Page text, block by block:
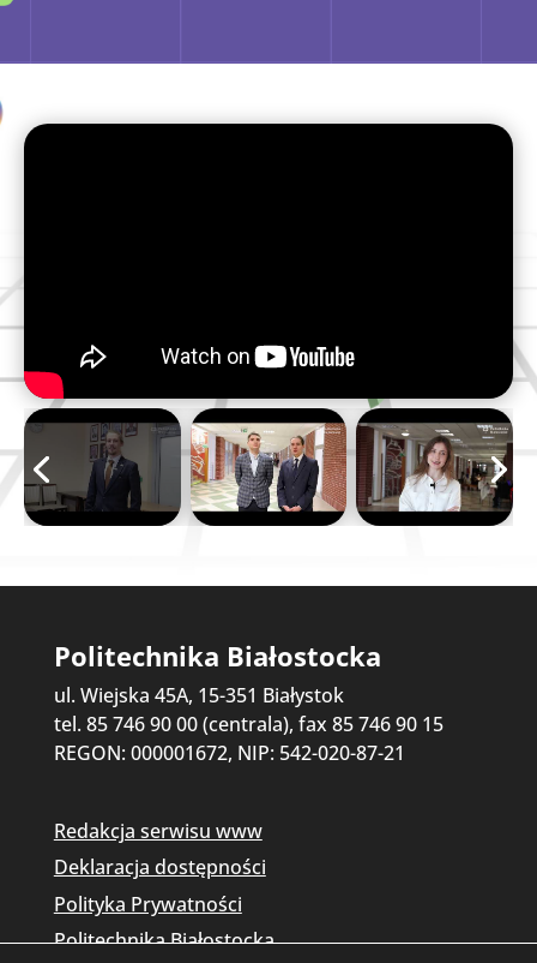
Politechnika Białostocka
ul. Wiejska 45A, 15-351 Białystok
tel. 85 746 90 00 (centrala), fax 85 746 90 15
REGON: 000001672, NIP: 542-020-87-21
Redakcja serwisu www
Deklaracja dostępności
Polityka Prywatności
Politechnika Białostocka